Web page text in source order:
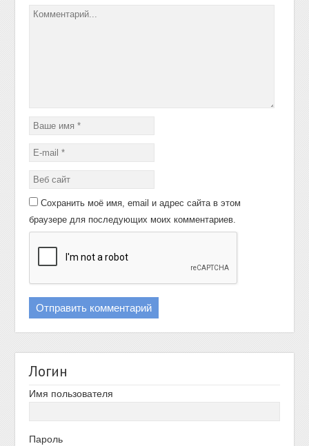
Сохранить моё имя, email и адрес сайта в этом
браузере для последующих моих комментариев.
Логин
Имя пользователя
Пароль